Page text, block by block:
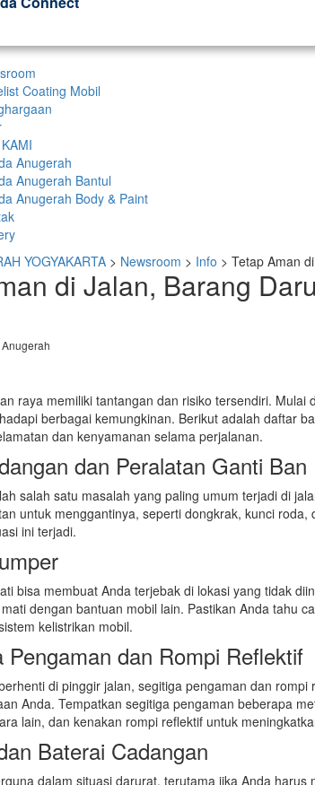
Coating Mobil
Anugerah
Anugerah Bantul
Anugerah Body & Paint
YOGYAKARTA > Newsroom > Info > Tetap Aman
di Jalan, Barang
raya memiliki tantangan dan risiko tersendiri.
berbagai kemungkinan. Berikut adalah daftar
dan kenyamanan selama perjalanan.
dan Peralatan Ganti Ban
salah satu masalah yang paling umum terjadi di
untuk menggantinya, seperti dongkrak, kunci
ini terjadi.
bisa membuat Anda terjebak di lokasi yang tidak
dengan bantuan mobil lain. Pastikan Anda tahu
kelistrikan mobil.
Pengaman dan Rompi Reflektif
di pinggir jalan, segitiga pengaman dan
Anda. Tempatkan segitiga pengaman beberapa
lain, dan kenakan rompi reflektif untuk
Baterai Cadangan
dalam situasi darurat, terutama jika Anda